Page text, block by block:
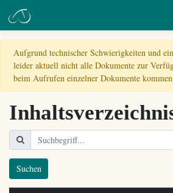
Aufgrund technischer Schwierigkeiten und
leider aktuell nicht alle Dokumente zur
beim Aufrufen einzelner Dokumente
Suchen